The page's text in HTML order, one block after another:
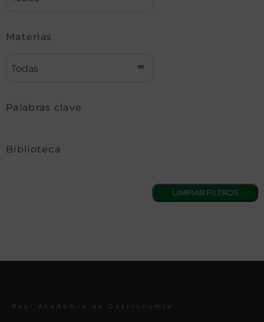
Materias
Todas
Palabras clave
Biblioteca
Real Academia de Gastronomía